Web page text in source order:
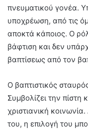
πνευματικού γονέα.
υποχρέωση, από τις
αποκτά κάποιος. Ο
βάφτιση και δεν
βαπτίσεως από τον
Ο βαπτιστικός
Συμβολίζει την πίστη
χριστιανική
του, η επιλογή του